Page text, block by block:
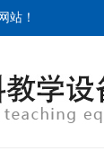
站！